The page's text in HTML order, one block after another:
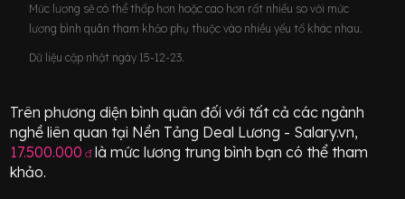
Mức lương sẽ có thể thấp hơn hoặc cao hơn rất nhiều so với mức
lương bình quân tham khảo phụ thuộc vào nhiều yếu tố khác nhau.
Dữ liệu cập nhật ngày 15-12-23.
Trên phương diện bình quân đối với tất cả các ngành
nghề liên quan tại Nền Tảng Deal Lương - Salary.vn,
17.500.000 đlà mức lương trung bình bạn có thể tham
khảo.